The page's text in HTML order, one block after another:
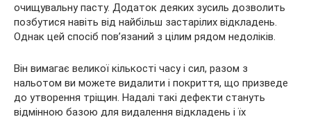
очищувальну пасту. Додаток деяких зусиль дозволить
позбутися навіть від найбільш застарілих відкладень.
Однак цей спосіб пов’язаний з цілим рядом недоліків.
Він вимагає великої кількості часу і сил, разом з
нальотом ви можете видалити і покриття, що призведе
до утворення тріщин. Надалі такі дефекти стануть
відмінною базою для видалення відкладень і їх